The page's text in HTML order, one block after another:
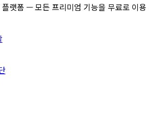
랫폼 — 모든 프리미엄 기능을 무료로 이용